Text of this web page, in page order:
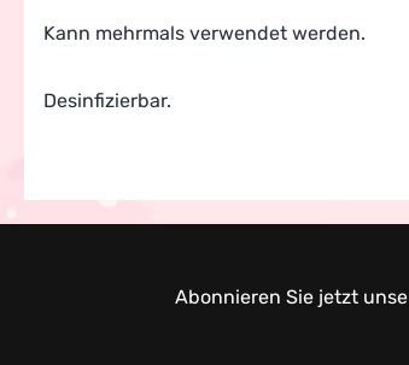
Kann mehrmals verwendet werden.
Desinfizierbar.
Abonnieren Sie jetzt